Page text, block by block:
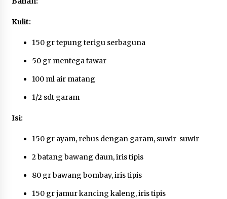
7 Agustus 2026
Sarana PAUD Diperkuat, Tangsel
Dorong Angka Partisipasi Sekolah
Terus Meningkat
Kelompok 83 Laksanakan
Pendampingan Pembuatan Spanduk
Sebagai Upaya Memperkuat
Pemasaran UMKM di Desa Cempaka
Kulit:
150 gr tepung terigu serbaguna
50 gr mentega tawar
100 ml air matang
1/2 sdt garam
Isi:
150 gr ayam, rebus dengan garam, suwir-suwir
2 batang bawang daun, iris tipis
80 gr bawang bombay, iris tipis
150 gr jamur kancing kaleng, iris tipis